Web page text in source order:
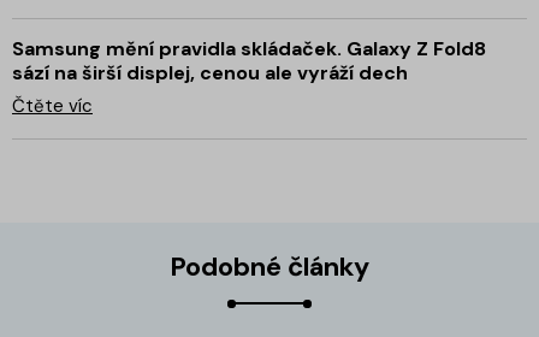
Samsung mění pravidla skládaček. Galaxy Z Fold8
sází na širší displej, cenou ale vyráží dech
Čtěte víc
Podobné články